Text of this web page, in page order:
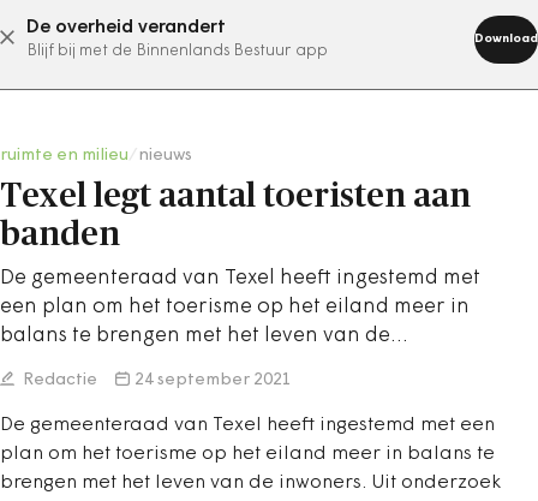
De overheid verandert
Blijf bij met de Binnenlands Bestuur app
Download
abonneer nu
ruimte en milieu nieuws
Texel legt aantal toeristen aan
banden
De gemeenteraad van Texel heeft ingestemd met
een plan om het toerisme op het eiland meer in
balans te brengen met het leven van de…
Redactie 24 september 2021
De gemeenteraad van Texel heeft ingestemd met een
plan om het toerisme op het eiland meer in balans te
brengen met het leven van de inwoners. Uit onderzoek